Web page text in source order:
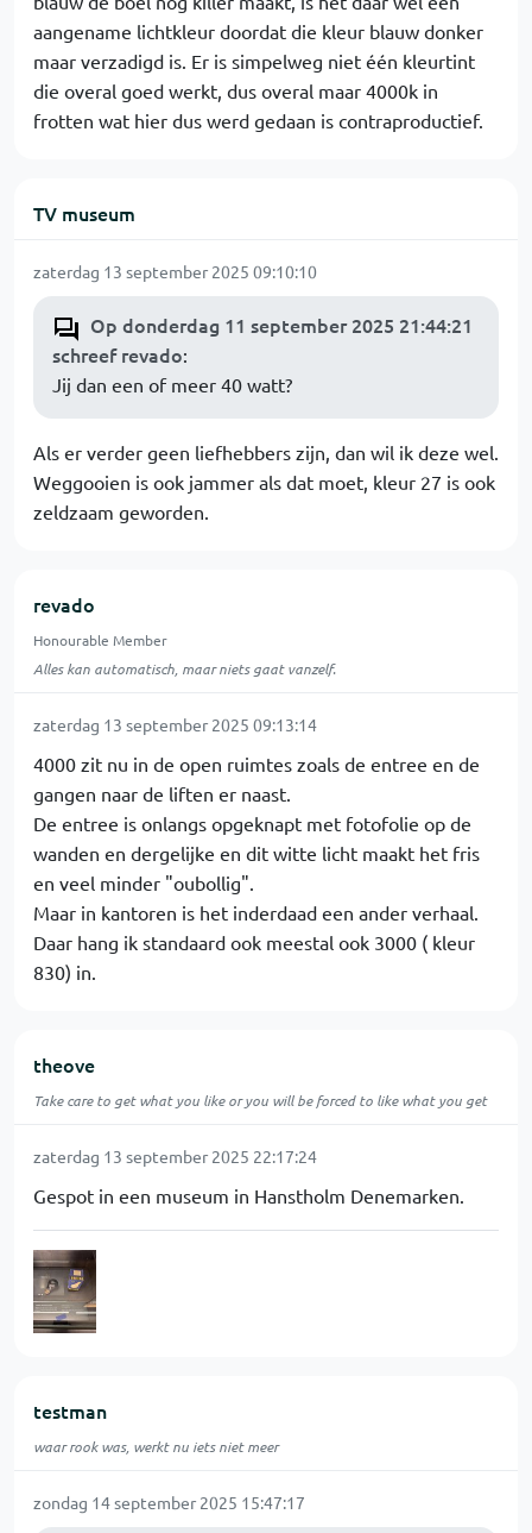
aangename lichtkleur doordat die kleur blauw donker
maar verzadigd is. Er is simpelweg niet één kleurtint
die overal goed werkt, dus overal maar 4000k in
frotten wat hier dus werd gedaan is contraproductief.
TV museum
zaterdag 13 september 2025 09:10:10
Op donderdag 11 september 2025 21:44:21
schreef revado:
Jij dan een of meer 40 watt?
Als er verder geen liefhebbers zijn, dan wil ik deze wel.
Weggooien is ook jammer als dat moet, kleur 27 is ook
zeldzaam geworden.
revado
Honourable Member
Alles kan automatisch, maar niets gaat vanzelf.
zaterdag 13 september 2025 09:13:14
4000 zit nu in de open ruimtes zoals de entree en de
gangen naar de liften er naast.
De entree is onlangs opgeknapt met fotofolie op de
wanden en dergelijke en dit witte licht maakt het fris
en veel minder "oubollig".
Maar in kantoren is het inderdaad een ander verhaal.
Daar hang ik standaard ook meestal ook 3000 ( kleur
830) in.
theove
Take care to get what you like or you will be forced to like what you get
zaterdag 13 september 2025 22:17:24
Gespot in een museum in Hanstholm Denemarken.
testman
waar rook was, werkt nu iets niet meer
zondag 14 september 2025 15:47:17